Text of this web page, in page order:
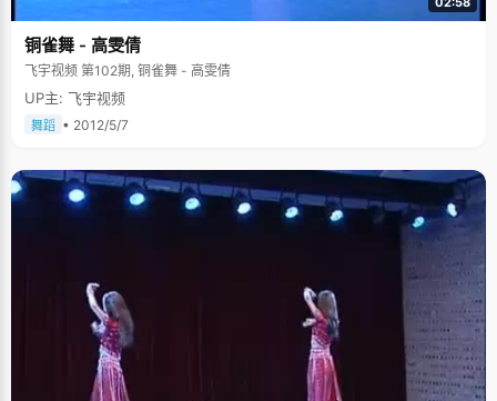
铜雀舞 - 高雯倩
飞宇视频 第102期, 铜雀舞 - 高雯倩
UP主: 飞宇视频
舞蹈 • 2012/5/7